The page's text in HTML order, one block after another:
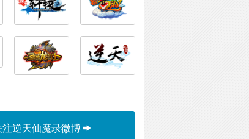
注逆天仙魔录微博